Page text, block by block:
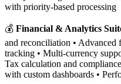
with priority-based processing
💰 Financial & Analytics
and reconciliation •
tracking • Multi-currency
Tax calculation and
with custom dashboards •